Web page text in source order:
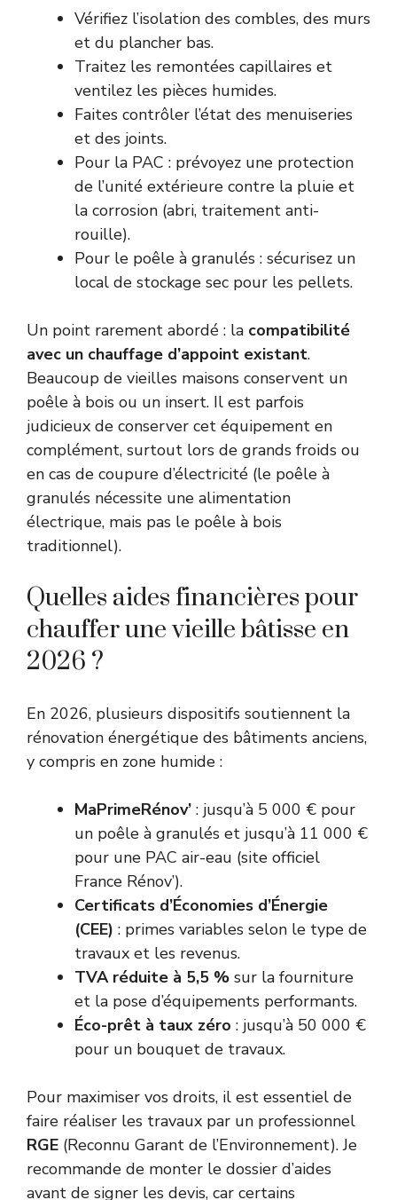
Vérifiez l’isolation des combles, des murs
et du plancher bas.
Traitez les remontées capillaires et
ventilez les pièces humides.
Faites contrôler l’état des menuiseries
et des joints.
Pour la PAC : prévoyez une protection
de l’unité extérieure contre la pluie et
la corrosion (abri, traitement anti-
rouille).
Pour le poêle à granulés : sécurisez un
local de stockage sec pour les pellets.
Un point rarement abordé : la compatibilité
avec un chauffage d’appoint existant.
Beaucoup de vieilles maisons conservent un
poêle à bois ou un insert. Il est parfois
judicieux de conserver cet équipement en
complément, surtout lors de grands froids ou
en cas de coupure d’électricité (le poêle à
granulés nécessite une alimentation
électrique, mais pas le poêle à bois
traditionnel).
Quelles aides financières pour
chauffer une vieille bâtisse en
2026 ?
En 2026, plusieurs dispositifs soutiennent la
rénovation énergétique des bâtiments anciens,
y compris en zone humide :
MaPrimeRénov’ : jusqu’à 5 000 € pour
un poêle à granulés et jusqu’à 11 000 €
pour une PAC air-eau (site officiel
France Rénov’).
Certificats d’Économies d’Énergie
(CEE) : primes variables selon le type de
travaux et les revenus.
TVA réduite à 5,5 % sur la fourniture
et la pose d’équipements performants.
Éco-prêt à taux zéro : jusqu’à 50 000 €
pour un bouquet de travaux.
Pour maximiser vos droits, il est essentiel de
faire réaliser les travaux par un professionnel
RGE (Reconnu Garant de l’Environnement). Je
recommande de monter le dossier d’aides
avant de signer les devis, car certains